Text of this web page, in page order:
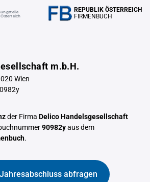
REPUBLIK ÖSTERREICH
FIRMENBUCH
m.b.H.
Wien
der Firma Delico Handelsgesellschaft
90982yaus dem
.
abfragen